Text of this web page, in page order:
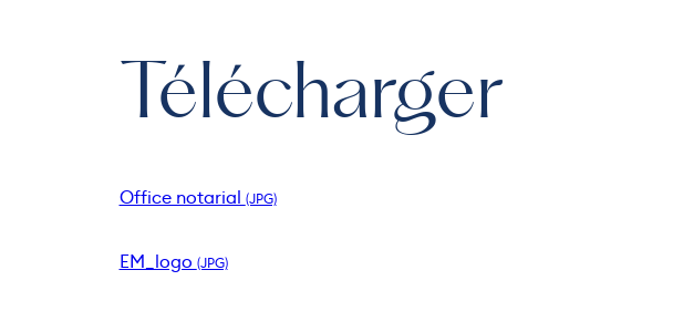
Télécharger
Office notarial
EM_logo